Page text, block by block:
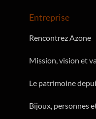
Entreprise
Rencontrez Azone
Mission, vision et
Le patrimoine
Bijoux, personnes